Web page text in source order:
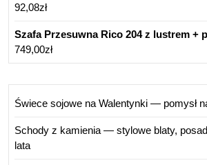
92,08zł
Szafa Przesuwna Rico 204 z lustrem +
749,00zł
Świece sojowe na Walentynki — pomysł
Schody z kamienia — stylowe blaty,
lata